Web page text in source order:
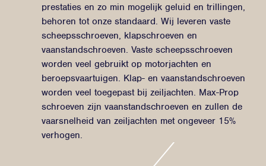
prestaties en zo min mogelijk geluid en trillingen,
behoren tot onze standaard. Wij leveren vaste
scheepsschroeven, klapschroeven en
vaanstandschroeven. Vaste scheepsschroeven
worden veel gebruikt op motorjachten en
beroepsvaartuigen. Klap- en vaanstandschroeven
worden veel toegepast bij zeiljachten. Max-Prop
schroeven zijn vaanstandschroeven en zullen de
vaarsnelheid van zeiljachten met ongeveer 15%
verhogen.